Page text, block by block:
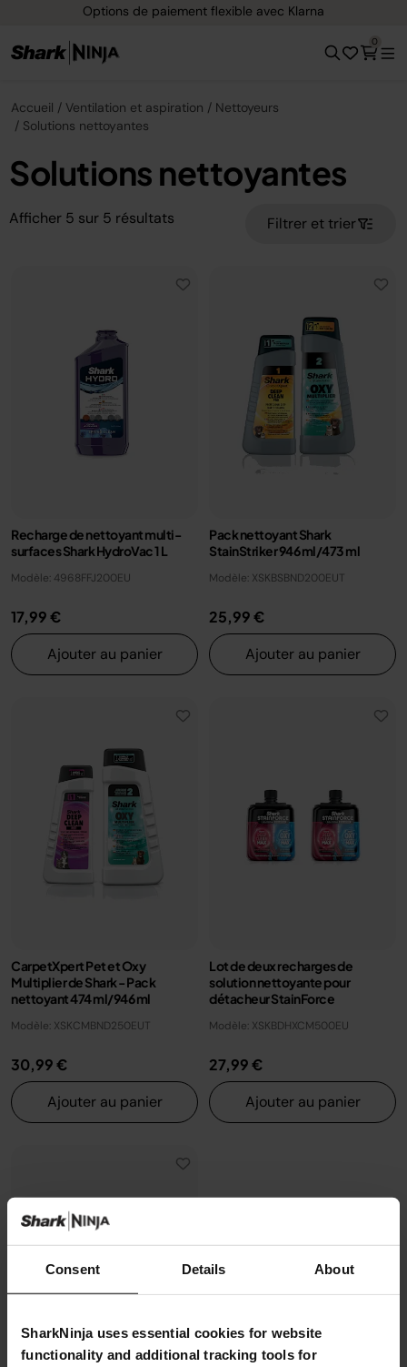
Consent Details About
SharkNinja uses essential cookies for website
functionality and additional tracking tools for
Options de paiement flexible avec Klarna
0
Accueil Ventilation et aspiration
Nettoyeurs
Solutions nettoyantes
Solutions nettoyantes
Afficher 5 sur 5 résultats Filtrer et trier
Recharge de nettoyant multi-
surfaces Shark HydroVac 1 L
Modèle: 4968FFJ200EU
17,99 €
Ajouter au panier
Pack nettoyant Shark
StainStriker 946 ml/473 ml
Modèle: XSKBSBND200EUT
25,99 €
Ajouter au panier
CarpetXpert Pet et Oxy
Multiplier de Shark - Pack
nettoyant 474 ml/946 ml
Modèle: XSKCMBND250EUT
30,99 €
Ajouter au panier
Lot de deux recharges de
solution nettoyante pour
détacheur StainForce
Modèle: XSKBDHXCM500EU
27,99 €
Ajouter au panier